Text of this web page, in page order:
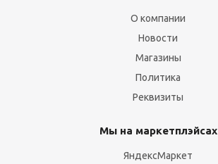
О компании
Новости
Магазины
Политика
Реквизиты
Мы на маркетплэйсах
ЯндексМаркет